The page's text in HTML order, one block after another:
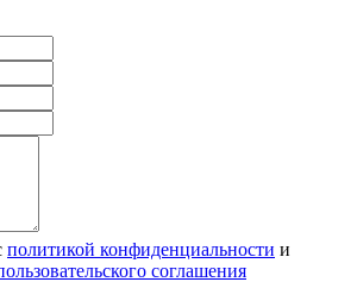
политикой конфиденциальности и
соглашения